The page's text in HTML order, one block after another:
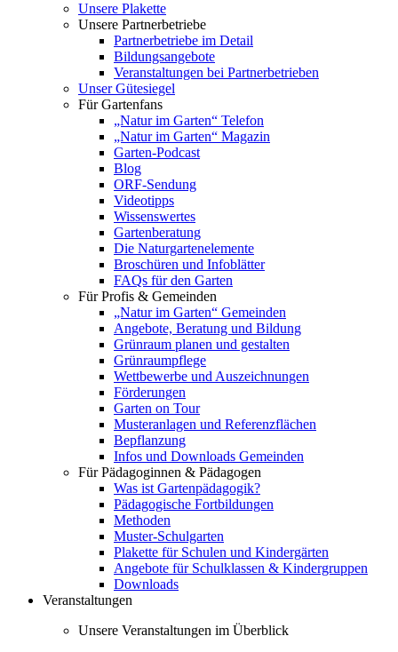
Unsere Plakette
Unsere Partnerbetriebe
Partnerbetriebe im Detail
Bildungsangebote
Veranstaltungen bei Partnerbetrieben
Unser Gütesiegel
Für Gartenfans
„Natur im Garten“ Telefon
„Natur im Garten“ Magazin
Garten-Podcast
Blog
ORF-Sendung
Videotipps
Wissenswertes
Gartenberatung
Die Naturgartenelemente
Broschüren und Infoblätter
FAQs für den Garten
Für Profis & Gemeinden
„Natur im Garten“ Gemeinden
Angebote, Beratung und Bildung
Grünraum planen und gestalten
Grünraumpflege
Wettbewerbe und Auszeichnungen
Förderungen
Garten on Tour
Musteranlagen und Referenzflächen
Bepflanzung
Infos und Downloads Gemeinden
Für Pädagoginnen & Pädagogen
Was ist Gartenpädagogik?
Pädagogische Fortbildungen
Methoden
Muster-Schulgarten
Plakette für Schulen und Kindergärten
Angebote für Schulklassen & Kindergruppen
Downloads
Veranstaltungen
Unsere Veranstaltungen im Überblick